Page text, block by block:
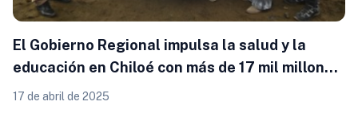
El Gobierno Regional impulsa la salud y la
educación en Chiloé con más de 17 mil millones
de pesos en inversiones
17 de abril de 2025